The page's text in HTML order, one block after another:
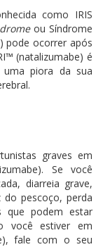
como IRIS
ou Síndrome
pode ocorrer após
(natalizumabe) é
piora da sua
graves em
Se você
diarreia grave,
pescoço, perda
que podem estar
você estiver em
fale com o seu